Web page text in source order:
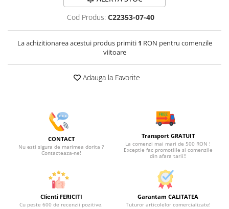
Cod Produs: C22353-07-40
La achizitionarea acestui produs primiti 1 RON pentru comenzile
viitoare
Adauga la Favorite
CONTACT
Nu esti sigura de marimea dorita ?
Contacteaza-ne!
Transport GRATUIT
La comenzi mai mari de 500 RON !
Exceptie fac promotiile si comenzile
din afara tarii!!
Clienti FERICITI
Cu peste 600 de recenzii pozitive.
Garantam CALITATEA
Tuturor articolelor comercializate!